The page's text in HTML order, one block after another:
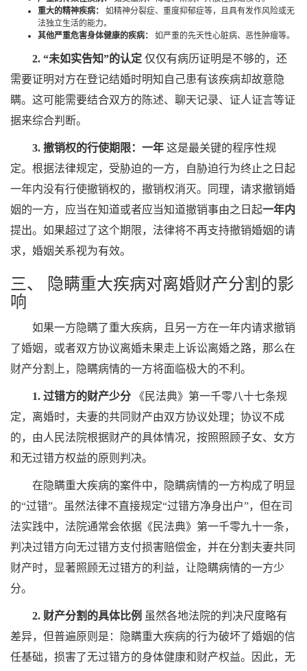
重大的精神疾病：
如精神分裂症、重度抑郁症等，且具有发作风险或无
法独立生活的能力。
其他严重危害身体健康的疾病：
如严重的先天性心脏病、恶性肿瘤等。
2. “未如实告知”的认定 仅仅有病历证明是不够的，还
需要证明对方在登记结婚时明知自己患有该疾病却故意隐
瞒。这可能需要结合双方的陈述、聊天记录、证人证言等证
据来综合判断。
3. 撤销权的行使期限：一年 这是最关键的程序性规
定。根据法律规定，受胁迫的一方，自胁迫行为终止之日起
一年内没有行使撤销权的，撤销权消灭。同理，请求撤销婚
姻的一方，应当在知道或者应当知道撤销事由之日起一年内
提出。如果超过了这个期限，法律将不再支持撤销婚姻的请
求，婚姻关系视为有效。
三、 隐瞒重大疾病对离婚财产分割的影
响
如果一方隐瞒了重大疾病，且另一方在一年内请求撤销
了婚姻，或者双方协议离婚未果走上诉讼离婚之路，那么在
财产分割上，隐瞒病情的一方将面临极大的不利。
1. 过错方的财产少分 《民法典》第一千零八十七条规
定，离婚时，夫妻的共同财产由双方协议处理；协议不成
的，由人民法院根据财产的具体情况，按照照顾子女、女方
和无过错方权益的原则判决。
在隐瞒重大疾病的案件中，隐瞒病情的一方构成了明显
的“过错”。虽然法律不直接规定“过错方净身出户”，但在司
法实践中，法院通常会依据《民法典》第一千零九十一条，
判决过错方向无过错方支付损害赔偿金，并在分割夫妻共同
财产时，显著照顾无过错方的利益，让隐瞒病情的一方少
分。
2. 财产分割的具体比例 虽然各地法院的判决尺度略有
差异，但普遍原则是：隐瞒重大疾病的行为破坏了婚姻的信
任基础，损害了无过错方的身体健康和财产权益。因此，无